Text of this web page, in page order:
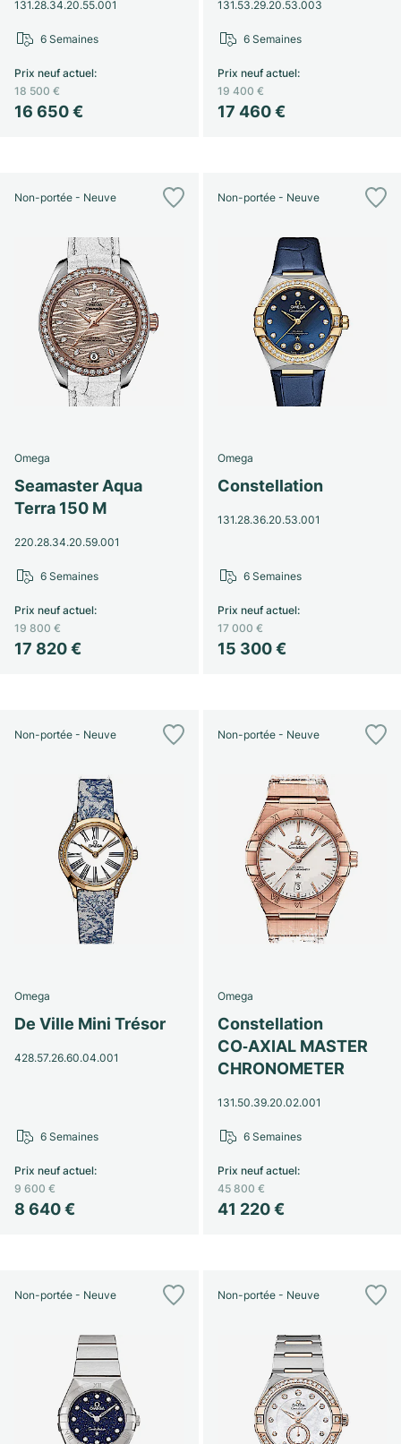
131.28.34.20.55.001
16 650 €
Prix neuf actuel:
18 500 €
6 Semaines
131.53.29.20.53.003
17 460 €
Prix neuf actuel:
19 400 €
6 Semaines
Non-portée - Neuve
Omega
Seamaster Aqua
Terra 150 M
220.28.34.20.59.001
17 820 €
Prix neuf actuel:
19 800 €
6 Semaines
Non-portée - Neuve
Omega
Constellation
131.28.36.20.53.001
15 300 €
Prix neuf actuel:
17 000 €
6 Semaines
Non-portée - Neuve
Omega
De Ville Mini Trésor
428.57.26.60.04.001
8 640 €
Prix neuf actuel:
9 600 €
6 Semaines
Non-portée - Neuve
Omega
Constellation
CO‑AXIAL MASTER
CHRONOMETER
131.50.39.20.02.001
41 220 €
Prix neuf actuel:
45 800 €
6 Semaines
Non-portée - Neuve Non-portée - Neuve